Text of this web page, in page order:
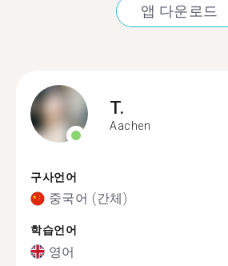
앱 다운로드
T.
Aachen
구사언어
중국어 (간체)
학습언어
영어